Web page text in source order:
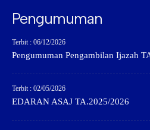
Pengumuman
Terbit : 06/12/2026
Pengumuman Pengambilan Ijazah
Terbit : 02/05/2026
EDARAN ASAJ TA.2025/2026